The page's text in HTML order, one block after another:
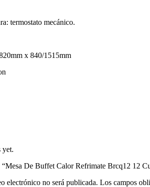
termostato mecánico.
x 840/1515mm
yet.
De Buffet Calor Refrimate Brcq12 12
electrónico no será publicada. Los campos